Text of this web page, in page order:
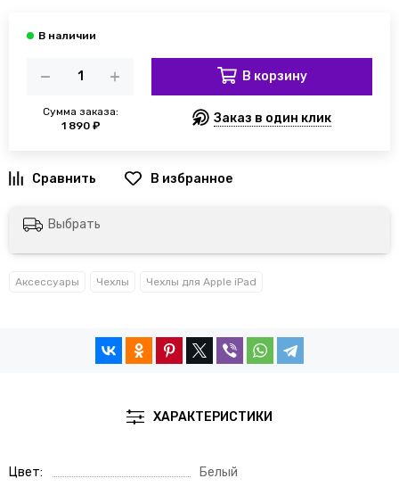
Сумма заказа:
1 890 ₽
В корзину
Заказ в один клик
Выбрать
Аксессуары Чехлы Чехлы для Apple iPad
ХАРАКТЕРИСТИКИ
Цвет Белый